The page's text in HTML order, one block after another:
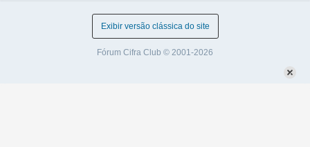
Exibir versão clássica do site
Fórum Cifra Club © 2001-2026